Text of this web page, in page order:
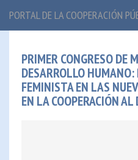
PORTAL DE LA COOPERACIÓN
PRIMER CONGRESO DE
DESARROLLO
FEMINISTA EN LAS
EN LA COOPERACIÓN